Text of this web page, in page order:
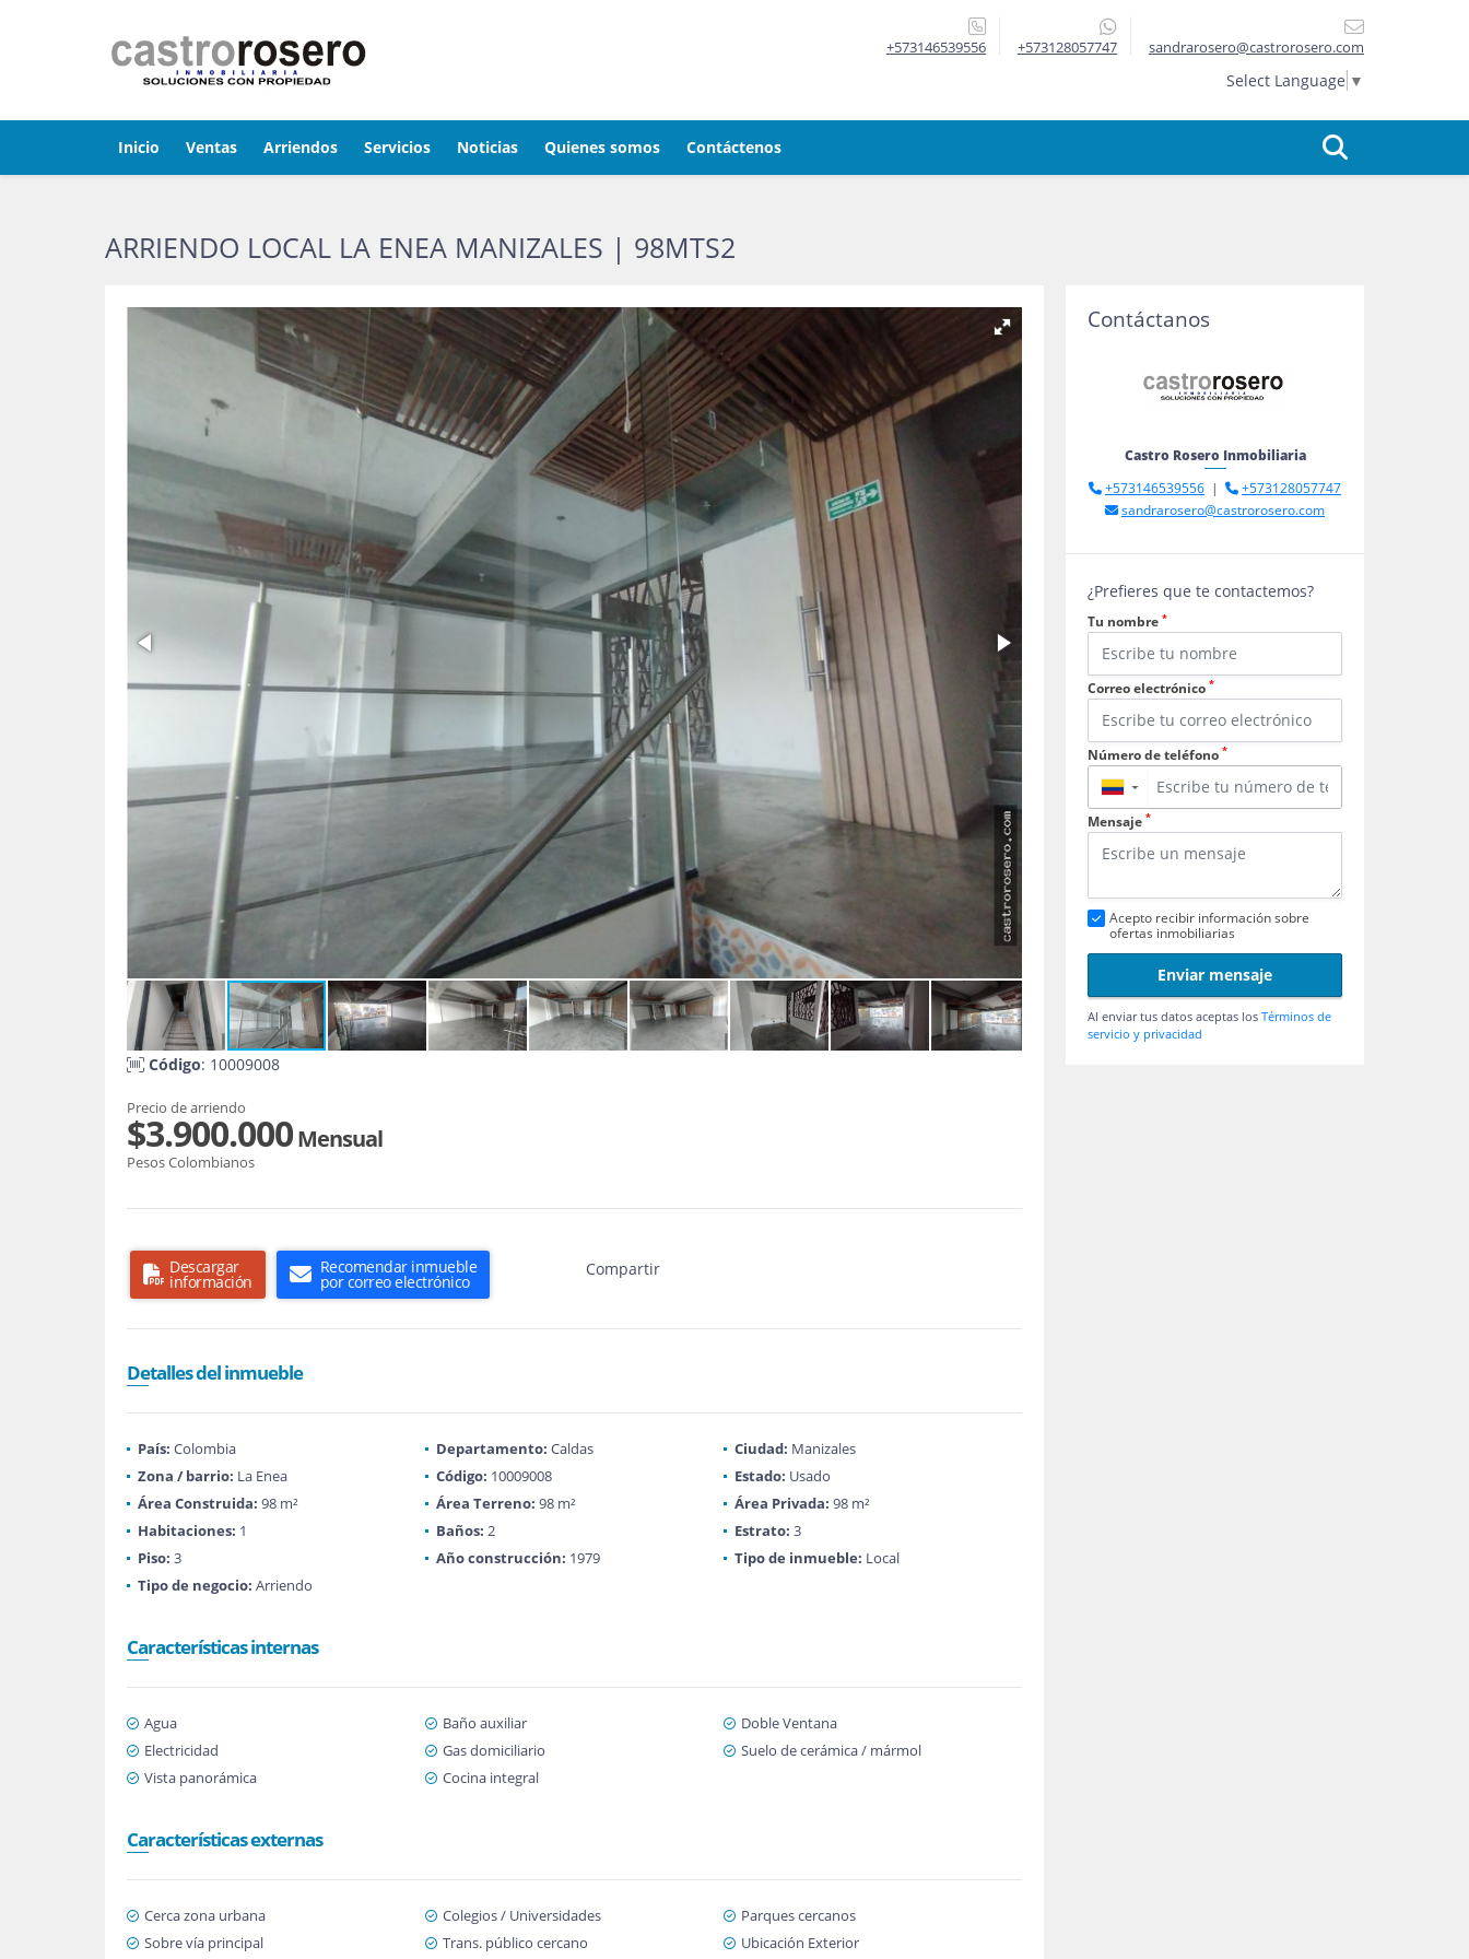
+573146539556 +573128057747 sandrarosero@castrorosero.com
Select Language ▼
Inicio Ventas Arriendos Servicios Noticias Quienes somos Contáctenos
ARRIENDO LOCAL LA ENEA MANIZALES | 98MTS2
Código: 10009008
Precio de arriendo
$3.900.000Mensual
Pesos Colombianos
Descargar
información
Recomendar inmueble
por correo electrónico
Compartir
Detalles del inmueble
País: Colombia Departamento: Caldas Ciudad: Manizales
Zona / barrio: La Enea Código: 10009008 Estado: Usado
Área Construida: 98 m² Área Terreno: 98 m² Área Privada: 98 m²
Habitaciones: 1 Baños: 2 Estrato: 3
Piso: 3 Año construcción: 1979 Tipo de inmueble: Local
Tipo de negocio: Arriendo
Características internas
Agua Baño auxiliar
Doble Ventana
Electricidad
Gas domiciliario
Suelo de cerámica / mármol
Vista panorámica
Cocina integral
Características externas
Cerca zona urbana Colegios / Universidades
Parques cercanos
Sobre vía principal
Trans. público cercano
Ubicación Exterior
Contáctanos
Castro Rosero Inmobiliaria
+573146539556 |
+573128057747
sandrarosero@castrorosero.com
¿Prefieres que te contactemos?
Tu nombre *
Correo electrónico *
Número de teléfono *
▼
Mensaje *
Acepto recibir información sobre
ofertas inmobiliarias
Enviar mensaje
Al enviar tus datos aceptas los Términos de
servicio y privacidad